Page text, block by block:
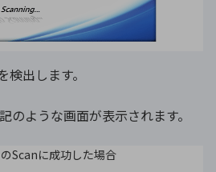
出します。
のような画面が表示されます。
Scanに成功した場合